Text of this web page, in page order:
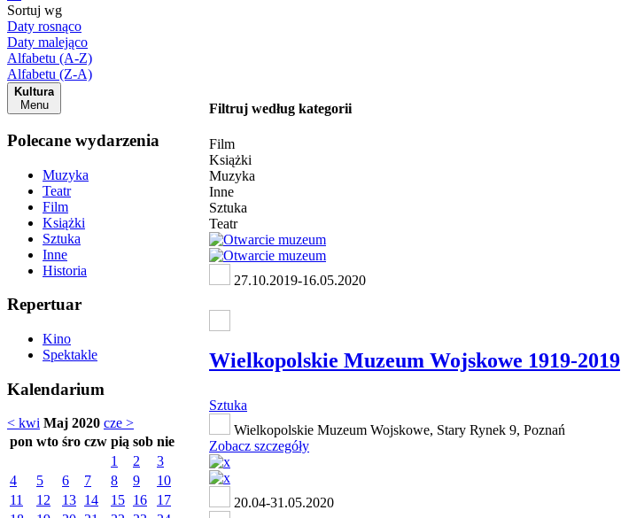
Sortuj wg
Daty rosnąco
Daty malejąco
Alfabetu (A-Z)
Alfabetu (Z-A)
Kultura
Menu
Polecane wydarzenia
Muzyka
Teatr
Film
Książki
Sztuka
Inne
Historia
Repertuar
Kino
Spektakle
Kalendarium
< kwi Maj 2020 cze >
pon wto śro czw pią sob nie
1
2
3
4
5 6 7 8 9
10
11
12 13 14 15 16
17
Filtruj według kategorii
Film
Książki
Muzyka
Inne
Sztuka
Teatr
27.10.2019-16.05.2020
Wielkopolskie Muzeum Wojskowe 1919-2019
Sztuka
Wielkopolskie Muzeum Wojskowe, Stary Rynek 9, Poznań
Zobacz szczegóły
20.04-31.05.2020